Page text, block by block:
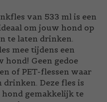
van 533 ml is een
om jouw hond op
te laten drinken.
mee tijdens een
Geen gedoe
of PET-flessen waar
Deze fles is
hond gemakkelijk te